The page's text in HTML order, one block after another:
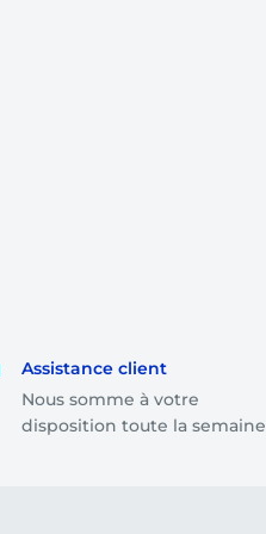
Assistance client
Nous somme à votre
disposition toute la semaine